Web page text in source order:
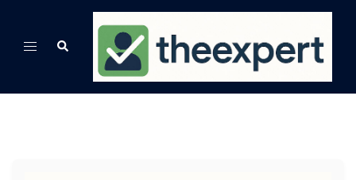
content
Search
Toggle